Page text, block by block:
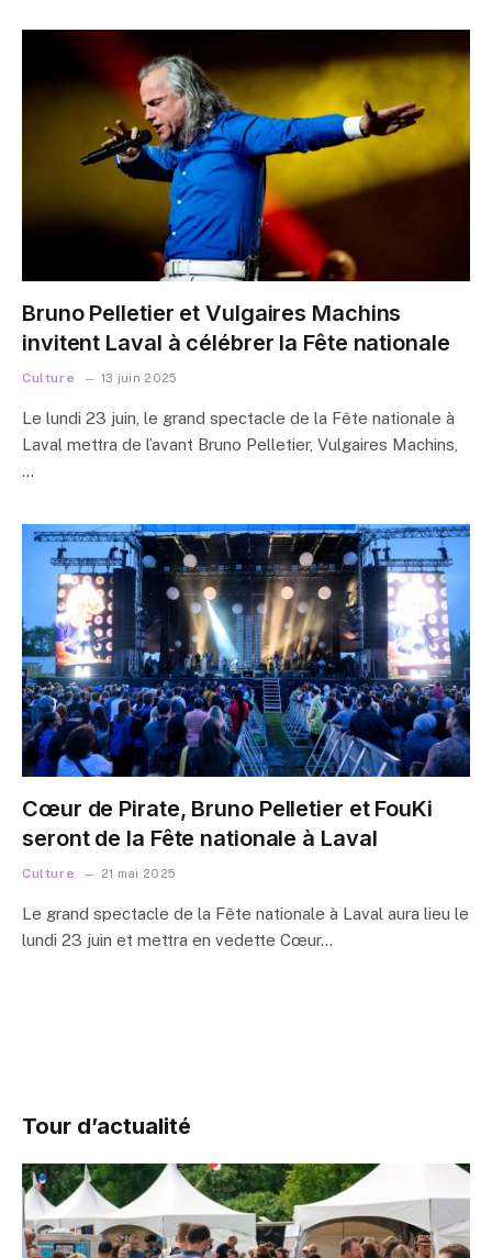
Bruno Pelletier et Vulgaires Machins
invitent Laval à célébrer la Fête nationale
Culture 13 juin 2025
Le lundi 23 juin, le grand spectacle de la Fête nationale à
Laval mettra de l’avant Bruno Pelletier, Vulgaires Machins,
…
Cœur de Pirate, Bruno Pelletier et FouKi
seront de la Fête nationale à Laval
Culture 21 mai 2025
Le grand spectacle de la Fête nationale à Laval aura lieu le
lundi 23 juin et mettra en vedette Cœur…
Tour d’actualité